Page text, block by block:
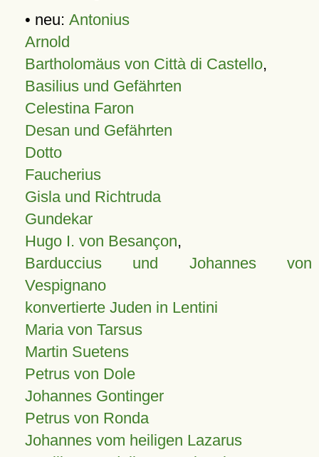
• neu: Antonius
Arnold
Bartholomäus von Città di Castello,
Basilius und Gefährten
Celestina Faron
Desan und Gefährten
Dotto
Faucherius
Gisla und Richtruda
Gundekar
Hugo I. von Besançon,
Barduccius und Johannes von
Vespignano
konvertierte Juden in Lentini
Maria von Tarsus
Martin Suetens
Petrus von Dole
Johannes Gontinger
Petrus von Ronda
Johannes vom heiligen Lazarus